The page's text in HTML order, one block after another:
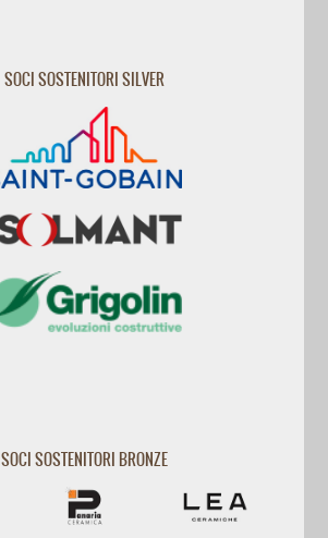
SOCI SOSTENITORI SILVER
SOCI SOSTENITORI BRONZE